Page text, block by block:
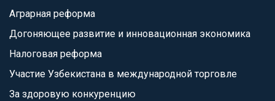
Аграрная реформа
Догоняющее развитие и инновационная экономика
Налоговая реформа
Участие Узбекистана в международной торговле
За здоровую конкуренцию